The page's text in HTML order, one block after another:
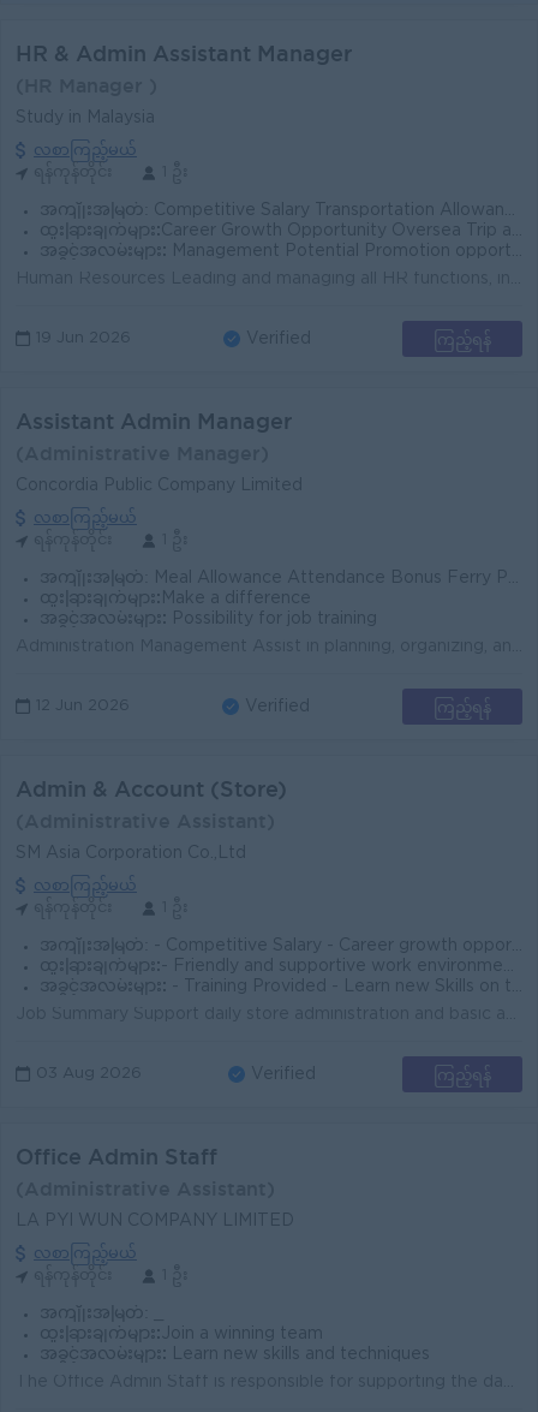
HR & Admin Assistant Manager
Study in Malaysia
လစာကြည့်မယ်
အကျိုးအမြတ်: Competitive Salary Transportation Allowance Rewards for over performance
ထူးခြားချက်များ: Career Growth Opportunity Oversea Trip and Job Opportunity Fun and creative working environment
အခွင့်အလမ်းများ:
Management Potential Promotion opportunities
19 Jun 2026 Verified ကြည့်ရန်
Assistant Admin Manager
Concordia Public Company Limited
လစာကြည့်မယ်
အကျိုးအမြတ်: Meal Allowance Attendance Bonus Ferry Provided
ထူးခြားချက်များ: Make a difference
အခွင့်အလမ်းများ:
Possibility for job training
12 Jun 2026 Verified ကြည့်ရန်
Admin & Account (Store)
SM Asia Corporation Co.,Ltd
လစာကြည့်မယ်
အကျိုးအမြတ်: - Competitive Salary - Career growth opportunities - Performance-based incentives
ထူးခြားချက်များ: - Friendly and supportive work environment - Flexible working hours - Career advancement opportunities
အခွင့်အလမ်းများ:
- Training Provided - Learn new Skills on the job - Promotion opportunities - Management Potential
03 Aug 2026 Verified ကြည့်ရန်
Office Admin Staff
LA PYI WUN COMPANY LIMITED
လစာကြည့်မယ်
အကျိုးအမြတ်:
ထူးခြားချက်များ: Join a winning team
အခွင့်အလမ်းများ:
Learn new skills and techniques